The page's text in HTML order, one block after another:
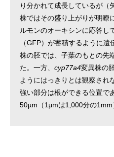
り分かれて成長しているが（
株ではその盛り上がりが明瞭
ルモンのオーキシンに応答し
（GFP）が蓄積するように
株の胚では、子葉のもとの先
た。一方、 cyp77a4変異株の
ようにはっきりとは観察され
強い部分は根ができる位置で
50µm（1μmは1,000分の1mm